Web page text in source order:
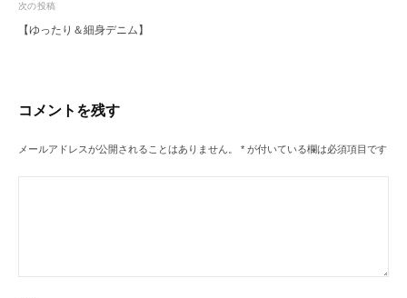
ビ
ゲ
ョ
ン
次の投稿
【ゆったり＆細身デニム】
コメントを残す
メールアドレスが公開されることはありません。 * が付いている欄は必須項目です